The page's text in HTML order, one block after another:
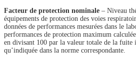
Facteur de protection nominale – Niveau
équipements de protection des voies
données de performances mesurées dans le
performances de protection maximum
en divisant 100 par la valeur totale de la fuite
qu’indiquée dans la norme correspondante.